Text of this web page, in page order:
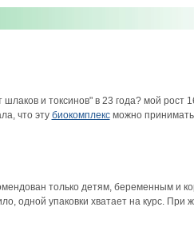
и токсинов" в 23 года? мой рост
что эту биокомплексможно принимать
только детям, беременным и
одной упаковки хватает на курс. При